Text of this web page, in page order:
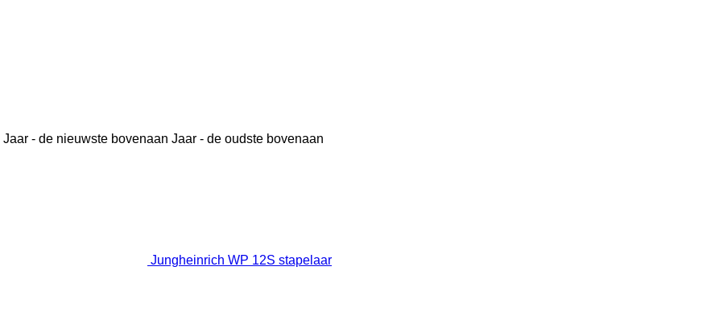
Jaar - de nieuwste bovenaan Jaar - de oudste bovenaan
Jungheinrich WP 12S stapelaar